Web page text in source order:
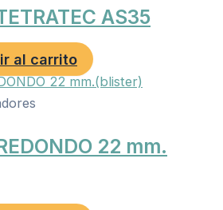
AS35
al carrito
22 mm.